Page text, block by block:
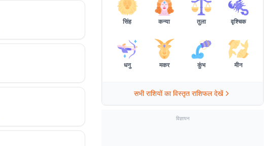
सिंह कन्या तुला वृश्चिक
धनु मकर कुंभ मीन
सभी राशियों का विस्तृत राशिफल देखें
विज्ञापन